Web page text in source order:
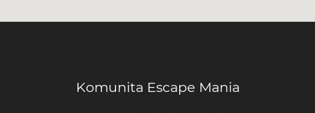
Komunita Escape Mania